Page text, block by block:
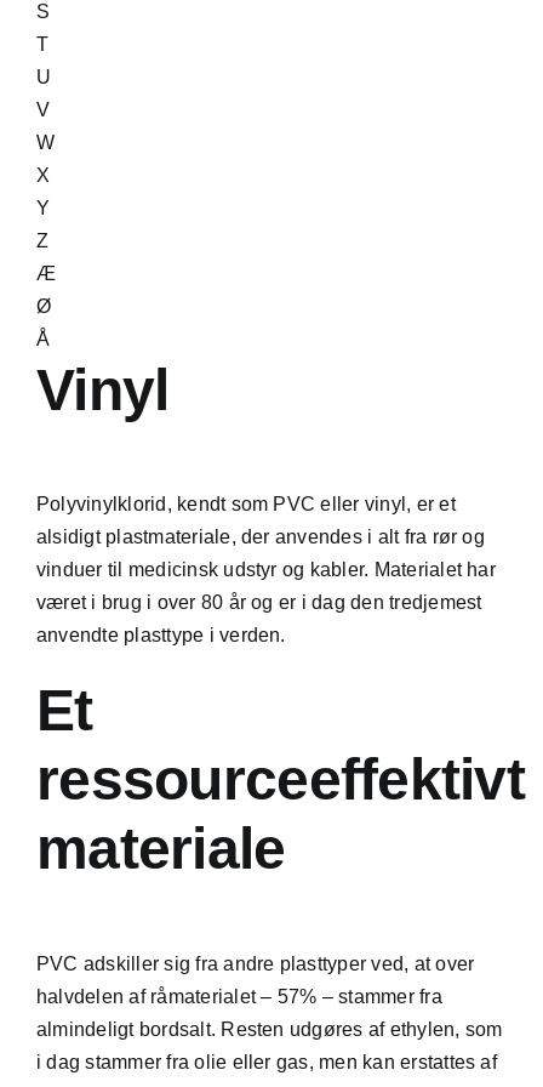
S
T
U
V
W
X
Y
Z
Æ
Ø
Å
Vinyl
Polyvinylklorid, kendt som PVC eller vinyl, er et
alsidigt plastmateriale, der anvendes i alt fra rør og
vinduer til medicinsk udstyr og kabler. Materialet har
været i brug i over 80 år og er i dag den tredjemest
anvendte plasttype i verden.
Et
ressourceeffektivt
materiale
PVC adskiller sig fra andre plasttyper ved, at over
halvdelen af råmaterialet – 57% – stammer fra
almindeligt bordsalt. Resten udgøres af ethylen, som
i dag stammer fra olie eller gas, men kan erstattes af